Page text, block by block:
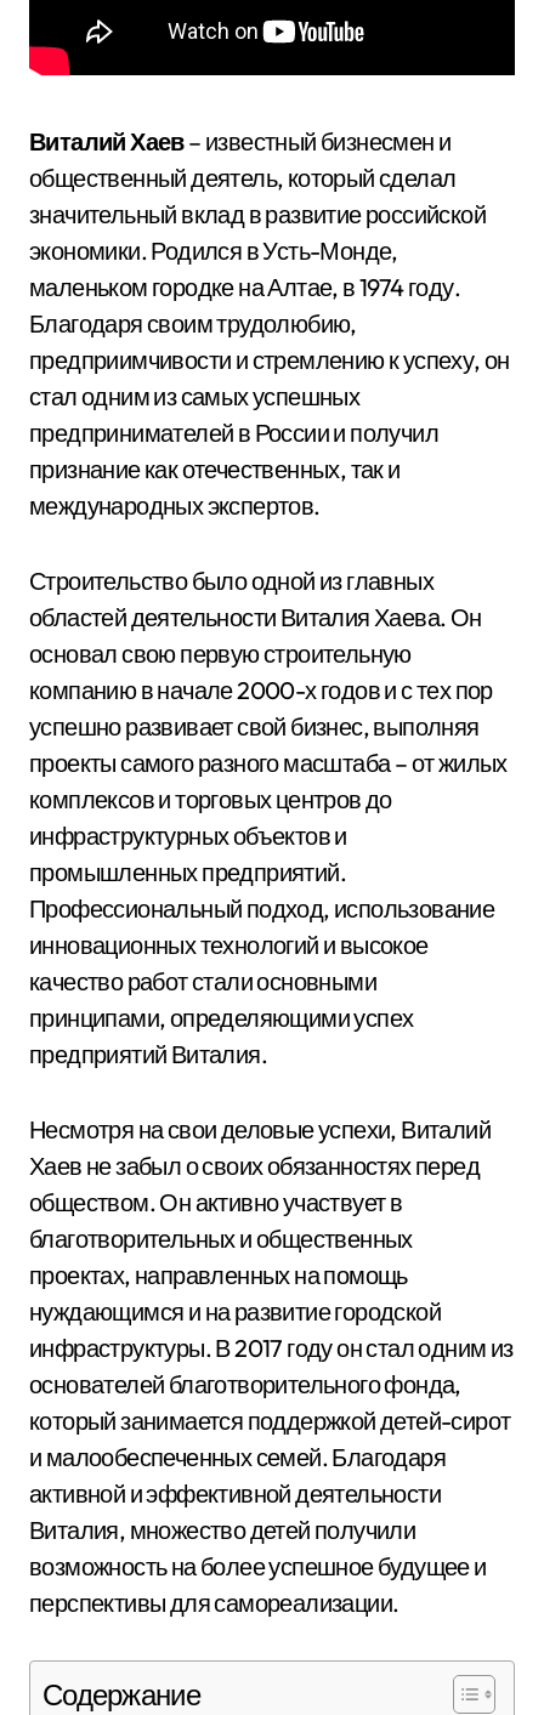
Виталий Хаев– известный бизнесмен и
общественный деятель, который сделал
значительный вклад в развитие российской
экономики. Родился в Усть-Монде,
маленьком городке на Алтае, в 1974 году.
Благодаря своим трудолюбию,
предприимчивости и стремлению к успеху, он
стал одним из самых успешных
предпринимателей в России и получил
признание как отечественных, так и
международных экспертов.
Строительство было одной из главных
областей деятельности Виталия Хаева. Он
основал свою первую строительную
компанию в начале 2000-х годов и с тех пор
успешно развивает свой бизнес, выполняя
проекты самого разного масштаба – от жилых
комплексов и торговых центров до
инфраструктурных объектов и
промышленных предприятий.
Профессиональный подход, использование
инновационных технологий и высокое
качество работ стали основными
принципами, определяющими успех
предприятий Виталия.
Несмотря на свои деловые успехи, Виталий
Хаев не забыл о своих обязанностях перед
обществом. Он активно участвует в
благотворительных и общественных
проектах, направленных на помощь
нуждающимся и на развитие городской
инфраструктуры. В 2017 году он стал одним из
основателей благотворительного фонда,
который занимается поддержкой детей-сирот
и малообеспеченных семей. Благодаря
активной и эффективной деятельности
Виталия, множество детей получили
возможность на более успешное будущее и
перспективы для самореализации.
Содержание